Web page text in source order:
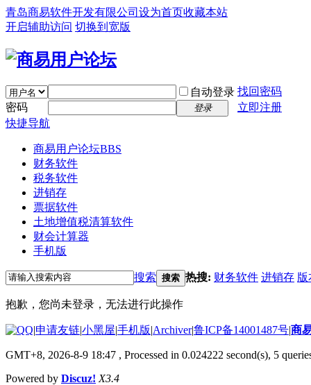
青岛商易软件开发有限公司 设为首页收藏本站
开启辅助访问 切换到宽版
自动登录 找回密码
密码
登录
立即注册
快捷导航
商易用户论坛BBS
财务软件
税务软件
进销存
票据软件
土地增值税清算软件
财会计算器
手机版
搜索 搜索 热搜: 财务软件 进销存 版
抱歉，您尚未登录，无法进行此操作
|申请友链|小黑屋|手机版|Archiver|鲁ICP备14001487号|商
GMT+8, 2026-8-9 18:47 , Processed in 0.024222 second(s), 5
Powered by Discuz! X3.4